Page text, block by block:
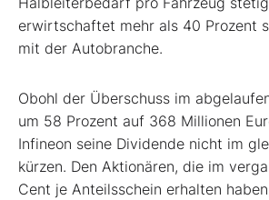
erwirtschaftet mehr als 40 Prozent
mit der Autobranche.
Obohl der Überschuss im
um 58 Prozent auf 368 Millionen
Infineon seine Dividende nicht im
kürzen. Den Aktionären, die im
Cent je Anteilsschein erhalten